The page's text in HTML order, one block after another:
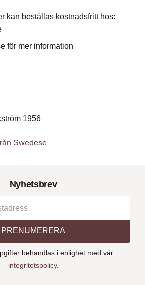
kan beställas kostnadsfritt hos:
för mer information
1956
Swedese
Nyhetsbrev
PRENUMERERA
behandlas i enlighet med vår
integritetspolicy.